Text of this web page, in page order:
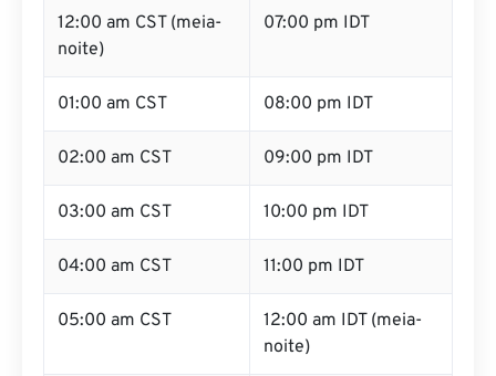
12:00 am CST (meia-
noite)
07:00 pm IDT
01:00 am CST 08:00 pm IDT
02:00 am CST 09:00 pm IDT
03:00 am CST 10:00 pm IDT
04:00 am CST 11:00 pm IDT
05:00 am CST
12:00 am IDT (meia-
noite)